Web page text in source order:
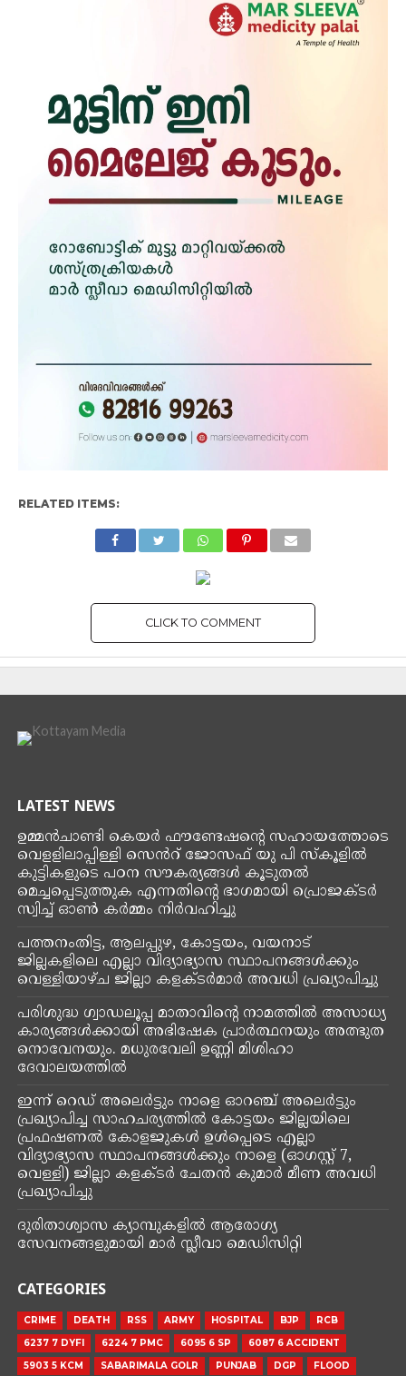
RELATED ITEMS:
CLICK TO COMMENT
LATEST NEWS
ഉമ്മൻ‌ചാണ്ടി കെയർ ഫൗണ്ടേഷൻ്റെ സഹായത്തോടെ
വെളളിലാപ്പിള്ളി സെൻറ് ജോസഫ് യു പി സ്കൂളിൽ
കുട്ടികളുടെ പഠന സൗകര്യങ്ങൾ കൂടുതൽ
മെച്ചപ്പെടുത്തുക എന്നതിന്റെ ഭാഗമായി പ്രൊജക്ടർ
സ്വിച്ച് ഓൺ കർമ്മം നിർവഹിച്ചു
പത്തനംതിട്ട, ആലപ്പുഴ, കോട്ടയം, വയനാട്
ജില്ലകളിലെ എല്ലാ വിദ്യാഭ്യാസ സ്ഥാപനങ്ങൾക്കും
വെള്ളിയാഴ്ച ജില്ലാ കളക്ടർമാർ അവധി പ്രഖ്യാപിച്ചു
പരിശുദ്ധ ഗ്വാഡലൂപ്പ മാതാവിന്റെ നാമത്തിൽ അസാധ്യ
കാര്യങ്ങൾക്കായി അഭിഷേക പ്രാർത്ഥനയും അത്ഭുത
നൊവേനയും. മധുരവേലി ഉണ്ണി മിശിഹാ
ദേവാലയത്തിൽ
ഇന്ന് റെഡ് അലെർട്ടും നാളെ ഓറഞ്ച് അലെർട്ടും
പ്രഖ്യാപിച്ച സാഹചര്യത്തിൽ കോട്ടയം ജില്ലയിലെ
പ്രഫഷണൽ കോളജുകൾ ഉൾപ്പെടെ എല്ലാ
വിദ്യാഭ്യാസ സ്ഥാപനങ്ങൾക്കും നാളെ (ഓഗസ്റ്റ് 7,
വെള്ളി) ജില്ലാ കളക്ടർ ചേതൻ കുമാർ മീണ അവധി
പ്രഖ്യാപിച്ചു
ദുരിതാശ്വാസ ക്യാമ്പുകളിൽ ആരോഗ്യ
സേവനങ്ങളുമായി മാർ സ്ലീവാ മെഡിസിറ്റി
CATEGORIES
CRIME DEATH RSS ARMY HOSPITAL BJP
RCB
6237 7 DYFI
6224 7 PMC 6095 6 SP
6087 6 ACCIDENT
5903 5 KCM
SABARIMALA GOLR PUNJAB DGP FLOOD